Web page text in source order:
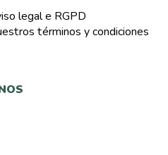
legal e RGPD
términos y condiciones